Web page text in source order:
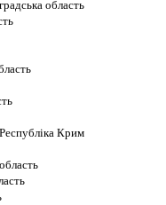
область
Крим